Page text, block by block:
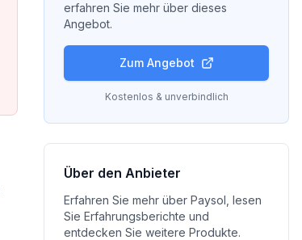
erfahren Sie mehr über dieses
Angebot.
Zum Angebot
Kostenlos & unverbindlich
Über den Anbieter
Erfahren Sie mehr über Paysol , lesen
Sie Erfahrungsberichte und
entdecken Sie weitere Produkte.